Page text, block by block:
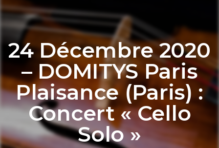
24 Décembre 2020
– DOMITYS Paris
Plaisance (Paris) :
Concert « Cello
Solo »